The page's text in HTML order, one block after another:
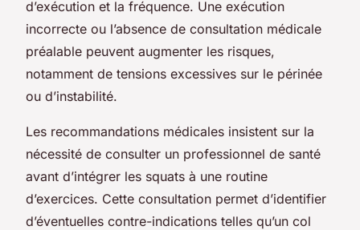
d’exécution et la fréquence. Une exécution
incorrecte ou l’absence de consultation médicale
préalable peuvent augmenter les risques,
notamment de tensions excessives sur le périnée
ou d’instabilité.
Les recommandations médicales insistent sur la
nécessité de consulter un professionnel de santé
avant d’intégrer les squats à une routine
d’exercices. Cette consultation permet d’identifier
d’éventuelles contre-indications telles qu’un col